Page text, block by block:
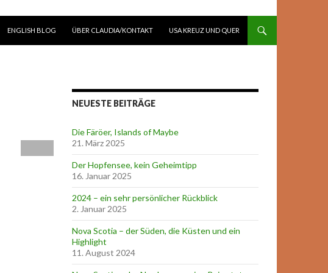
ENGLISH BLOG ÜBER CLAUDIA/KONTAKT USA KREUZ UND QUER
NEUESTE BEITRÄGE
Die Färöer, Islands of Maybe
21. März 2025
Der Hopfensee, kein Geheimtipp
16. Januar 2025
2024 – ein sehr persönlicher Rückblick
2. Januar 2025
Nova Scotia – der Süden, die Küsten und ein
Highlight
11. August 2024